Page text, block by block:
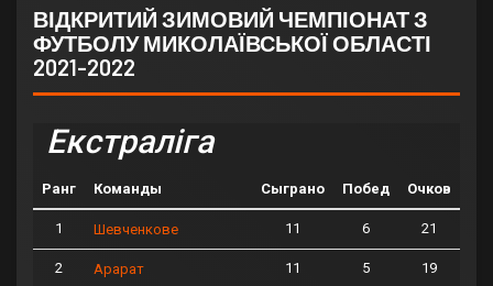
ВІДКРИТИЙ ЗИМОВИЙ ЧЕМПІОНАТ З
ФУТБОЛУ МИКОЛАЇВСЬКОЇ ОБЛАСТІ
2021-2022
Екстраліга
Ранг Команды Сыграно Побед Очков
1 Шевченкове 11 6 21
2 Арарат 11 5 19